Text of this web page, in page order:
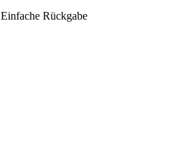
Einfache Rückgabe